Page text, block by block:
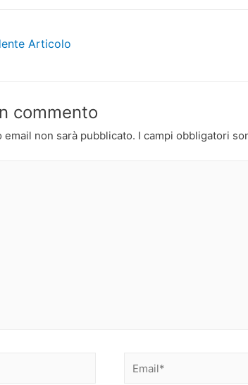
Articolo
commento
email non sarà pubblicato. I campi obbligatori
Email*